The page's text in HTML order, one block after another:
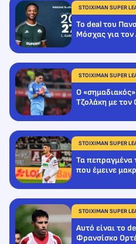
STOIXIMAN SUPER
Το deal του
Μόσχας για τον
STOIXIMAN SUPER
Ο
Τζολάκη με τον
STOIXIMAN SUPER
Τα πεπραγμένα
που έμεινε
STOIXIMAN SUPER
Αυτό είναι το
Φρανσίσκο